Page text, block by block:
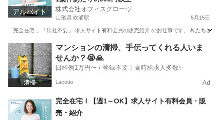
アルバイト 株式会社オフィスグローヴ
山形県 吹浦駅 5月15日
「完全在宅 」「出社不要」 求人サイト有料会員の販売紹介 のお仕事です。 私たち
山形 飽海郡 吹浦駅 営業 求人サイト
マンションの清掃、手伝ってくれる人いま
せんか？😭🙏
日給例1万円〜 / 登録不要！高時給求人多数✨
Lacotto Ad
完全在宅！【週1～OK】求人サイト有料会員・販
売・紹介